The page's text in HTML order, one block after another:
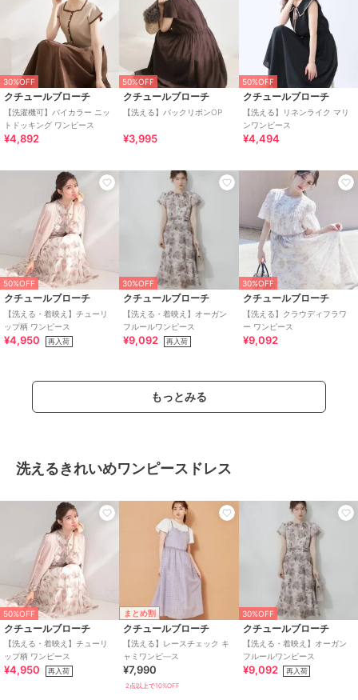
30%OFF
クチュールブローチ
【洗濯機可】バイカラー ニッ
トドッキング ワンピース
¥4,892
50%OFF
クチュールブローチ
【洗える】バックリボンOP
¥3,995
50%OFF
クチュールブローチ
【洗える】リネンライク マリ
ンワンピース
¥4,494
50%OFF
クチュールブローチ
【洗える・着映え】チューリ
ップ柄 ワンピース
¥4,950 再入荷
30%OFF
クチュールブローチ
【洗える・着映え】オーガン
フルールワンピース
¥9,092 再入荷
30%OFF
クチュールブローチ
【洗える】クラウディフラワ
ー ワンピース
¥9,092
もっとみる
洗えるきれいめワンピースドレス
50%OFF
クチュールブローチ
【洗える・着映え】チューリ
ップ柄 ワンピース
¥4,950 再入荷
まとめ割
クチュールブローチ
【洗える】レースチェック キ
ャミワンピ―ス
¥7,990
2点以上で10%OFF
30%OFF
クチュールブローチ
【洗える・着映え】オーガン
フルールワンピース
¥9,092 再入荷